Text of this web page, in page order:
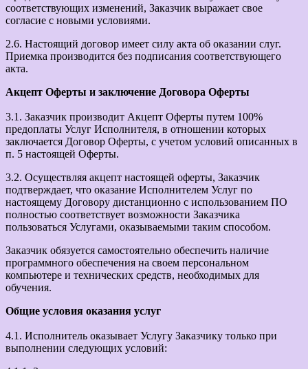
соответствующих изменений, Заказчик выражает свое
согласие с новыми условиями.
2.6. Настоящий договор имеет силу акта об оказании слуг.
Приемка производится без подписания соответствующего
акта.
Акцепт Оферты и заключение Договора Оферты
3.1. Заказчик производит Акцепт Оферты путем 100%
предоплаты Услуг Исполнителя, в отношении которых
заключается Договор Оферты, с учетом условий описанных в
п. 5 настоящей Оферты.
3.2. Осуществляя акцепт настоящей оферты, Заказчик
подтверждает, что оказание Исполнителем Услуг по
настоящему Договору дистанционно с использованием ПО
полностью соответствует возможности Заказчика
пользоваться Услугами, оказываемыми таким способом.
Заказчик обязуется самостоятельно обеспечить наличие
программного обеспечения на своем персональном
компьютере и технических средств, необходимых для
обучения.
Общие условия оказания услуг
4.1. Исполнитель оказывает Услугу Заказчику только при
выполнении следующих условий: